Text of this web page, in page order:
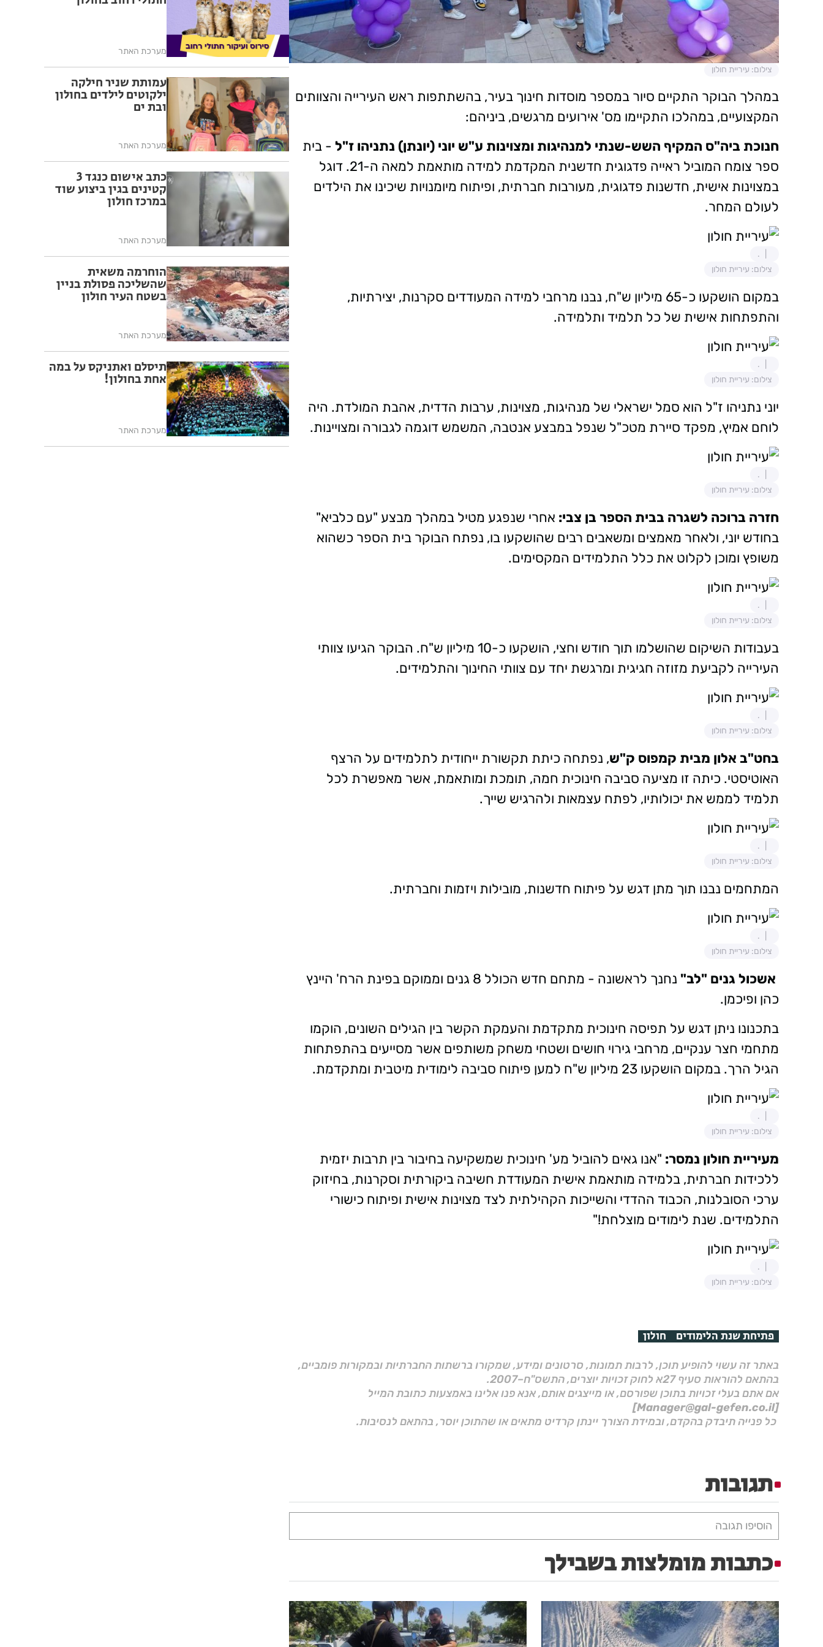
צילום: עיריית חולון
במהלך הבוקר התקיים סיור במספר מוסדות חינוך בעיר, בהשתתפות ראש העירייה והצוותים
המקצועיים, במהלכו התקיימו מס' אירועים מרגשים, ביניהם:
חנוכת ביה"ס המקיף השש-שנתי למנהיגות ומצוינות ע"ש יוני (יונתן) נתניהו ז"ל - בית
ספר צומח המוביל ראייה פדגוגית חדשנית המקדמת למידה מותאמת למאה ה-21. דוגל
במצוינות אישית, חדשנות פדגוגית, מעורבות חברתית, ופיתוח מיומנויות שיכינו את הילדים
לעולם המחר.
.
צילום: עיריית חולון
במקום הושקעו כ-65 מיליון ש"ח, נבנו מרחבי למידה המעודדים סקרנות, יצירתיות,
והתפתחות אישית של כל תלמיד ותלמידה.
.
צילום: עיריית חולון
יוני נתניהו ז"ל הוא סמל ישראלי של מנהיגות, מצוינות, ערבות הדדית, אהבת המולדת. היה
לוחם אמיץ, מפקד סיירת מטכ"ל שנפל במבצע אנטבה, המשמש דוגמה לגבורה ומצויינות.
.
צילום: עיריית חולון
חזרה ברוכה לשגרה בבית הספר בן צבי: אחרי שנפגע מטיל במהלך מבצע "עם כלביא"
בחודש יוני, ולאחר מאמצים ומשאבים רבים שהושקעו בו, נפתח הבוקר בית הספר כשהוא
משופץ ומוכן לקלוט את כלל התלמידים המקסימים.
.
צילום: עיריית חולון
בעבודות השיקום שהושלמו תוך חודש וחצי, הושקעו כ-10 מיליון ש"ח. הבוקר הגיעו צוותי
העירייה לקביעת מזוזה חגיגית ומרגשת יחד עם צוותי החינוך והתלמידים.
.
צילום: עיריית חולון
בחט"ב אלון מבית קמפוס ק"ש, נפתחה כיתת תקשורת ייחודית לתלמידים על הרצף
האוטיסטי. כיתה זו מציעה סביבה חינוכית חמה, תומכת ומותאמת, אשר מאפשרת לכל
תלמיד לממש את יכולותיו, לפתח עצמאות ולהרגיש שייך.
.
צילום: עיריית חולון
המתחמים נבנו תוך מתן דגש על פיתוח חדשנות, מובילות ויזמות וחברתית.
.
צילום: עיריית חולון
אשכול גנים "לב"
נחנך לראשונה - מתחם חדש הכולל 8 גנים וממוקם בפינת הרח' היינץ
כהן ופיכמן.
בתכנונו ניתן דגש על תפיסה חינוכית מתקדמת והעמקת הקשר בין הגילים השונים, הוקמו
מתחמי חצר ענקיים, מרחבי גירוי חושים ושטחי משחק משותפים אשר מסייעים בהתפתחות
הגיל הרך. במקום הושקעו 23 מיליון ש"ח למען פיתוח סביבה לימודית מיטבית ומתקדמת.
.
צילום: עיריית חולון
מעיריית חולון נמסר: "אנו גאים להוביל מע' חינוכית שמשקיעה בחיבור בין תרבות יזמית
ללכידות חברתית, בלמידה מותאמת אישית המעודדת חשיבה ביקורתית וסקרנות, בחיזוק
ערכי הסובלנות, הכבוד ההדדי והשייכות הקהילתית לצד מצוינות אישית ופיתוח כישורי
התלמידים. שנת לימודים מוצלחת!"
.
צילום: עיריית חולון
פתיחת שנת הלימודים חולון
באתר זה עשוי להופיע תוכן, לרבות תמונות, סרטונים ומידע, שמקורו ברשתות החברתיות ובמקורות פומביים,
בהתאם להוראות סעיף 27א לחוק זכויות יוצרים, התשס"ח–2007.
אם אתם בעלי זכויות בתוכן שפורסם, או מייצגים אותם, אנא פנו אלינו באמצעות כתובת המייל
[Manager@gal-gefen.co.il]
כל פנייה תיבדק בהקדם, ובמידת הצורך יינתן קרדיט מתאים או שהתוכן יוסר, בהתאם לנסיבות.
תגובות
הוסיפו תגובה
כתבות מומלצות בשבילך
מערכת האתר
עמותת שניר חילקה
ילקוטים לילדים בחולון
ובת ים
מערכת האתר
כתב אישום כנגד 3
קטינים בגין ביצוע שוד
במרכז חולון
מערכת האתר
הוחרמה משאית
שהשליכה פסולת בניין
בשטח העיר חולון
מערכת האתר
תיסלם ואתניקס על במה
אחת בחולון!
מערכת האתר